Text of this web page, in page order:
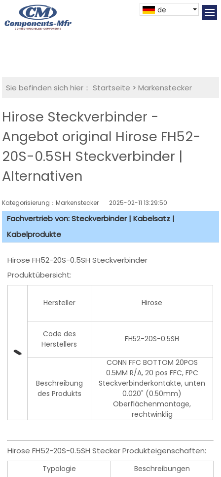
de
Sie befinden sich hier： Startseite >Markenstecker
Hirose Steckverbinder -
Angebot original Hirose FH52-
20S-0.5SH Steckverbinder |
Alternativen
Kategorisierung：Markenstecker 2025-02-11 13:29:50
Fachvertrieb von: Steckverbinder | Kabelsatz |
Kabelprodukte
Hirose FH52-20S-0.5SH Steckverbinder
Produktübersicht:
Hersteller Hirose
Code des
Herstellers
FH52-20S-0.5SH
Beschreibung
des Produkts
CONN FFC BOTTOM 20POS
0.5MM R/A, 20 pos FFC, FPC
Steckverbinderkontakte, unten
0.020" (0.50mm)
Oberflächenmontage,
rechtwinklig
Hirose FH52-20S-0.5SH Stecker Produkteigenschaften:
Typologie Beschreibungen